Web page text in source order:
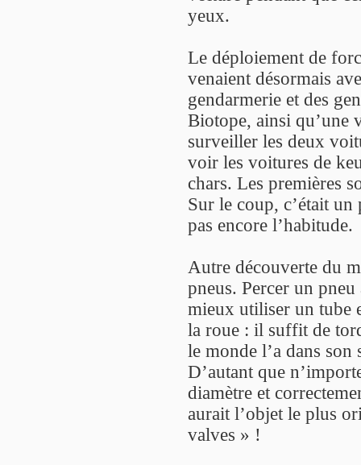
yeux.
Le déploiement de
venaient désormais
gendarmerie et des
Biotope, ainsi qu’une
surveiller les deux
voir les voitures de
chars. Les premières
Sur le coup, c’était un
pas encore l’habitude.
Autre découverte du
pneus. Percer un
mieux utiliser un tube
la roue : il suffit de
le monde l’a dans
D’autant que
diamètre et
aurait l’objet le plus
valves » !